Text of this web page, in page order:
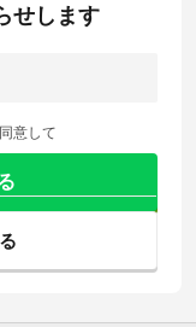
せします
意して